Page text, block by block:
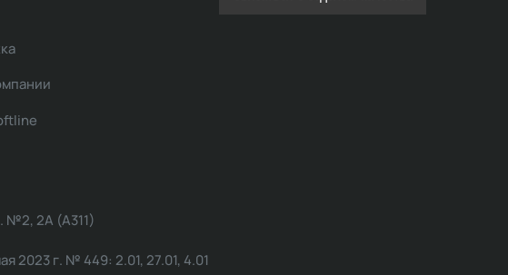
№2, 2А (А311)
2023 г. № 449: 2.01, 27.01, 4.01